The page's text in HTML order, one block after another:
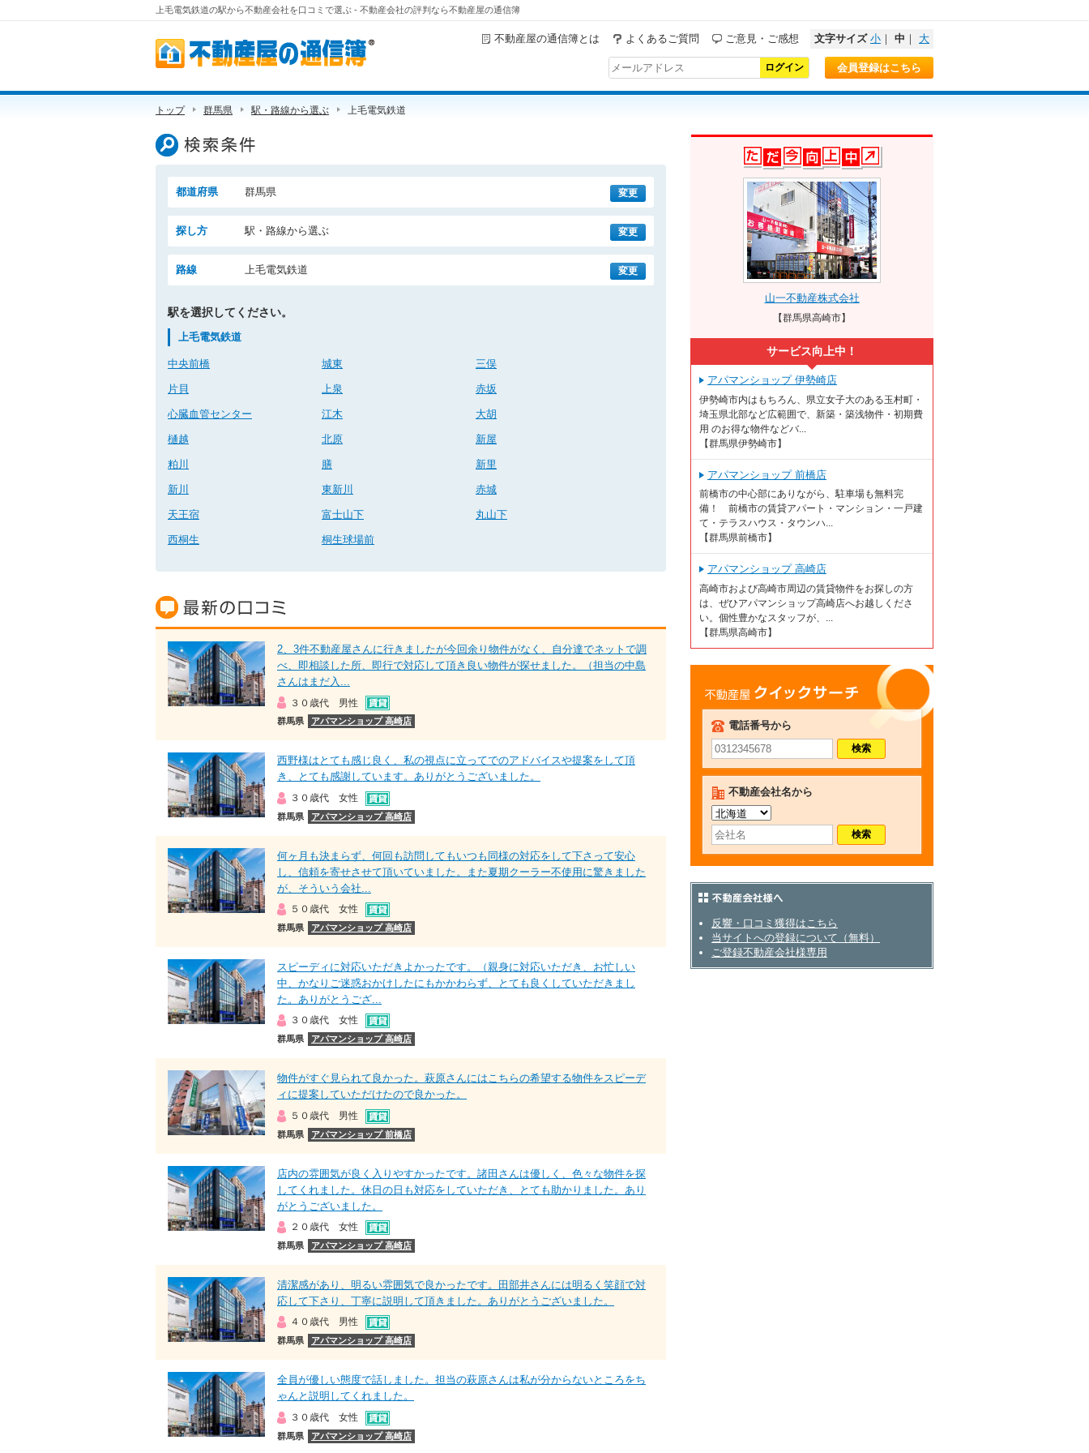
上毛電気鉄道の駅から不動産会社を口コミで選ぶ - 不動産会社の評判なら不動産屋の通信簿
不動産屋の通信簿とは よくあるご質問 ご意見・ご感想 文字サイズ 小 ｜ 中 ｜ 大
会員登録はこちら
トップ 群馬県 駅・路線から選ぶ 上毛電気鉄道
検索条件
都道府県 群馬県 変更
探し方 駅・路線から選ぶ 変更
路線 上毛電気鉄道 変更
駅を選択してください。
上毛電気鉄道
中央前橋 城東 三俣
片貝 上泉 赤坂
心臓血管センター 江木 大胡
樋越 北原 新屋
粕川 膳 新里
新川 東新川 赤城
天王宿 富士山下 丸山下
西桐生 桐生球場前
2、3件不動産屋さんに行きましたが今回余り物件がなく、自分達でネットで調
べ、即相談した所、即行で対応して頂き良い物件が探せました。（担当の中島
さんはまだ入...
３０歳代 男性
群馬県 アパマンショップ 高崎店
西野様はとても感じ良く、私の視点に立ってでのアドバイスや提案をして頂
き、とても感謝しています。ありがとうございました。
３０歳代 女性
群馬県 アパマンショップ 高崎店
何ヶ月も決まらず、何回も訪問してもいつも同様の対応をして下さって安心
し、信頼を寄せさせて頂いていました。また夏期クーラー不使用に驚きました
が、そういう会社...
５０歳代 女性
群馬県 アパマンショップ 高崎店
スピーディに対応いただきよかったです。（親身に対応いただき、お忙しい
中、かなりご迷惑おかけしたにもかかわらず、とても良くしていただきまし
た。ありがとうござ...
３０歳代 女性
群馬県 アパマンショップ 高崎店
物件がすぐ見られて良かった。萩原さんにはこちらの希望する物件をスピーデ
ィに提案していただけたので良かった。
５０歳代 男性
群馬県 アパマンショップ 前橋店
店内の雰囲気が良く入りやすかったです。諸田さんは優しく、色々な物件を探
してくれました。休日の日も対応をしていただき、とても助かりました。あり
がとうございました。
２０歳代 女性
群馬県 アパマンショップ 高崎店
清潔感があり、明るい雰囲気で良かったです。田部井さんには明るく笑顔で対
応して下さり、丁寧に説明して頂きました。ありがとうございました。
４０歳代 男性
群馬県 アパマンショップ 高崎店
全員が優しい態度で話しました。担当の萩原さんは私が分からないところをち
ゃんと説明してくれました。
３０歳代 女性
群馬県 アパマンショップ 高崎店
山一不動産株式会社
【群馬県高崎市】
サービス向上中！
アパマンショップ 伊勢崎店
伊勢崎市内はもちろん、県立女子大のある玉村町・
埼玉県北部など広範囲で、新築・築浅物件・初期費
用 のお得な物件などバ...
【群馬県伊勢崎市】
アパマンショップ 前橋店
前橋市の中心部にありながら、駐車場も無料完
備！ 前橋市の賃貸アパート・マンション・一戸建
て・テラスハウス・タウンハ...
【群馬県前橋市】
アパマンショップ 高崎店
高崎市および高崎市周辺の賃貸物件をお探しの方
は、ぜひアパマンショップ高崎店へお越しくださ
い。個性豊かなスタッフが、...
【群馬県高崎市】
不動産屋クイックサーチ
電話番号から
不動産会社名から
反響・口コミ獲得はこちら
当サイトへの登録について（無料）
ご登録不動産会社様専用